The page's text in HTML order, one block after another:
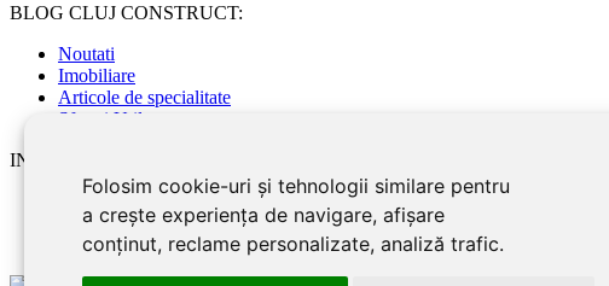
Folosim cookie-uri și tehnologii similare pentru
a crește experiența de navigare, afișare
conținut, reclame personalizate, analiză trafic.
BLOG CLUJ CONSTRUCT:
Noutati
Imobiliare
Articole de specialitate
Sfaturi Utile
INFORMATII UTILE:
Info și telefoane utile în Cluj
Modele de contracte